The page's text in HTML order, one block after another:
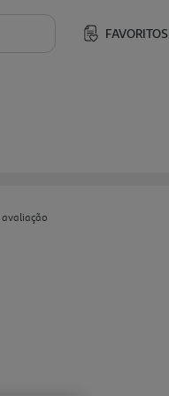
FAVORITOS
avaliação